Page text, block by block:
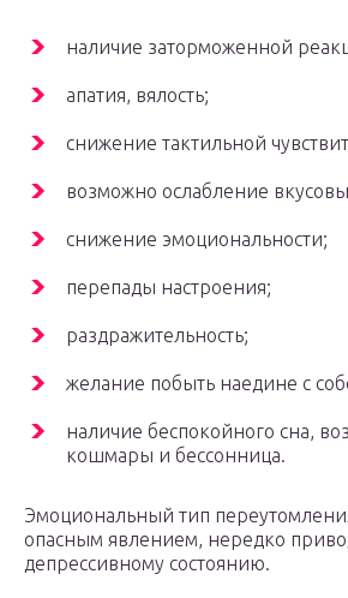
наличие заторможенной
апатия, вялость;
снижение тактильной
возможно ослабление
снижение эмоциональности;
перепады настроения;
раздражительность;
желание побыть наедине с
наличие беспокойного сна,
кошмары и бессонница.
Эмоциональный тип
опасным явлением, нередко
депрессивному состоянию.